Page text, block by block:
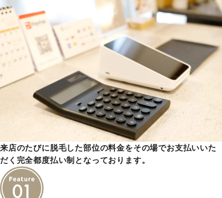
来店のたびに脱毛した部位の料金をその場でお支払いいた
だく完全都度払い制となっております。